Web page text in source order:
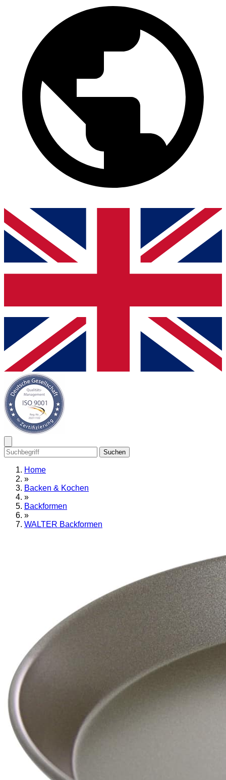
Suchen
Home
»
Backen & Kochen
»
Backformen
»
WALTER Backformen